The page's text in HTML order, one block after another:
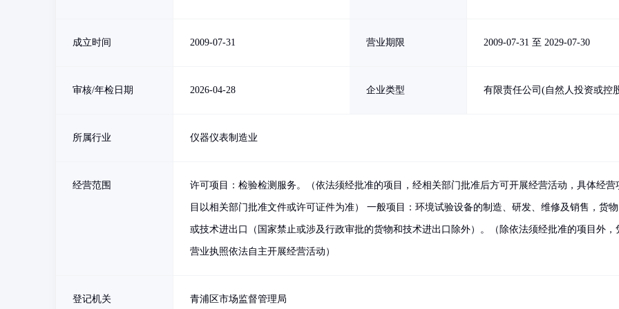
成立时间 2009-07-31 营业期限 2009-07-31 至 2029-07-30
审核/年检日期 2026-04-28 企业类型 有限责任公司(自然人投资或控
所属行业 仪器仪表制造业
经营范围 许可项目：检验检测服务。（依法须经批准的项目，经相关部门批准后方可开展经营活动，具体经营
目以相关部门批准文件或许可证件为准） 一般项目：环境试验设备的制造、研发、维修及销售，货物
或技术进出口（国家禁止或涉及行政审批的货物和技术进出口除外）。（除依法须经批准的项目外，
营业执照依法自主开展经营活动）
登记机关 青浦区市场监督管理局